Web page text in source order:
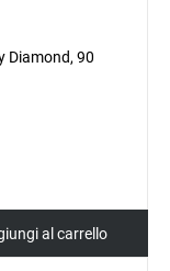
Diamond, 90
al carrello